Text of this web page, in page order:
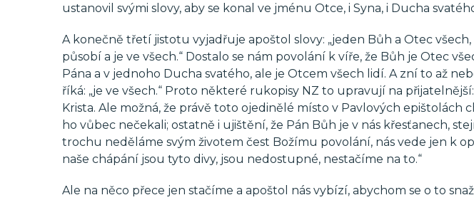
ustanovil svými slovy, aby se konal ve jménu Otce, i Syna, i Ducha
A konečně třetí jistotu vyjadřuje apoštol slovy: „jeden Bůh a Otec
působí a je ve všech.“ Dostalo se nám povolání k víře, že Bůh je Otec
Pána a v jednoho Ducha svatého, ale je Otcem všech lidí. A zní to až
říká: „je ve všech.“ Proto některé rukopisy NZ to upravují na
Krista. Ale možná, že právě toto ojedinělé místo v Pavlových epištolách
ho vůbec nečekali; ostatně i ujištění, že Pán Bůh je v nás křesťanech,
trochu neděláme svým životem čest Božímu povolání, nás vede jen k
naše chápání jsou tyto divy, jsou nedostupné, nestačíme na to.“
Ale na něco přece jen stačíme a apoštol nás vybízí, abychom se o to